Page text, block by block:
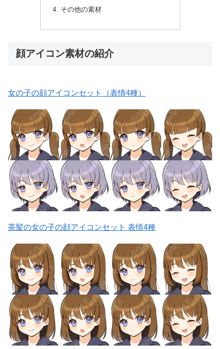
その他の素材
顔アイコン素材の紹介
女の子の顔アイコンセット（表情4種）
茶髪の女の子の顔アイコンセット 表情4種